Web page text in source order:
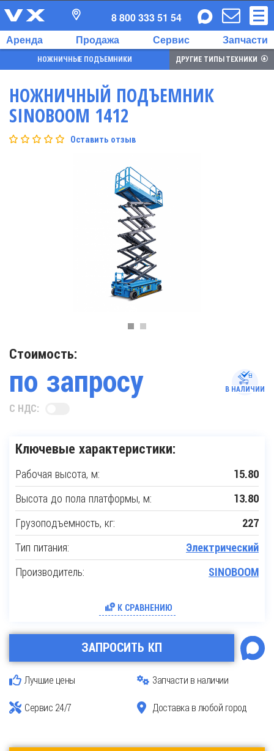
Аренда Продажа Сервис Запчасти
8 800 333 51 54
НОЖНИЧНЫЕ ПОДЪЕМНИКИ ДРУГИЕ ТИПЫ ТЕХНИКИ
НОЖНИЧНЫЙ ПОДЪЕМНИК
SINOBOOM 1412
Оставить отзыв
Ключевые характеристики:
Рабочая высота, м: 15.80
Высота до пола платформы, м: 13.80
Грузоподъемность, кг: 227
Тип питания: Электрический
Производитель: SINOBOOM
К СРАВНЕНИЮ
ЗАПРОСИТЬ КП
Лучшие цены Запчасти в наличии
Сервис 24/7 Доставка в любой город
Стоимость:
по запросу В НАЛИЧИИ
С НДС: